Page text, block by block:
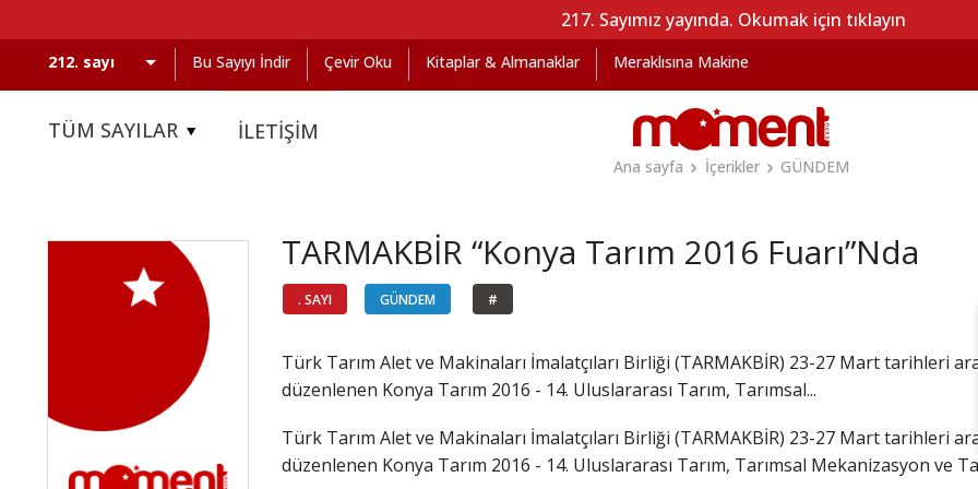
217. Sayımız yayında. Okumak için tıklayın
Bu Sayıyı İndir Çevir Oku Kitaplar & Almanaklar Meraklısına Makine
TÜM SAYILAR İLETİŞİM
Ana sayfa
İçerikler GÜNDEM
TARMAKBİR “Konya Tarım 2016 Fuarı”Nda
. SAYI GÜNDEM #
Türk Tarım Alet ve Makinaları İmalatçıları Birliği (TARMAKBİR) 23-27 Mart tarihleri
düzenlenen Konya Tarım 2016 - 14. Uluslararası Tarım, Tarımsal...
Türk Tarım Alet ve Makinaları İmalatçıları Birliği (TARMAKBİR) 23-27 Mart tarihleri
düzenlenen Konya Tarım 2016 - 14. Uluslararası Tarım, Tarımsal Mekanizasyon ve